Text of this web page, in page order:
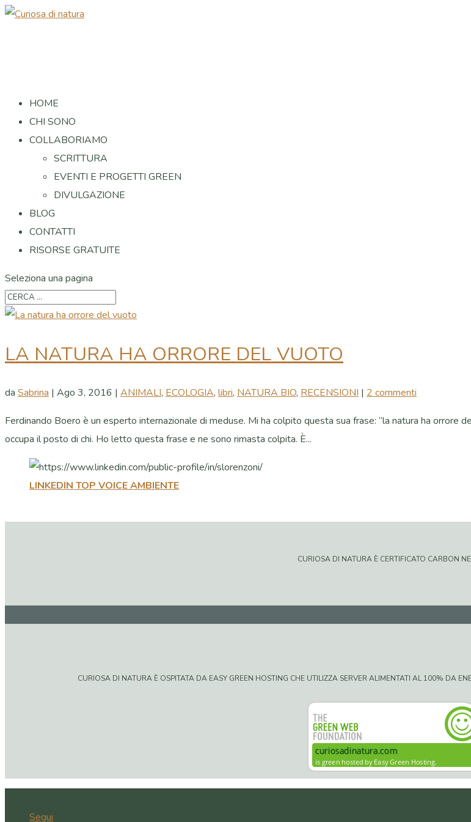
HOME
CHI SONO
COLLABORIAMO
SCRITTURA
EVENTI E PROGETTI GREEN
DIVULGAZIONE
BLOG
CONTATTI
RISORSE GRATUITE
Seleziona una pagina
LA NATURA HA ORRORE DEL VUOTO
da Sabrina | Ago 3, 2016 | ANIMALI, ECOLOGIA, libri, NATURA BIO, RECENSIONI | 2 commenti
Ferdinando Boero è un esperto internazionale di meduse. Mi ha colpito questa sua frase: “la natura ha orrore
occupa il posto di chi. Ho letto questa frase e ne sono rimasta colpita. È...
LINKEDIN TOP VOICE AMBIENTE
CURIOSA DI NATURA È CERTIFICATO CARBON
CURIOSA DI NATURA È OSPITATA DA EASY GREEN HOSTING CHE UTILIZZA SERVER ALIMENTATI AL 100% DA
Segui